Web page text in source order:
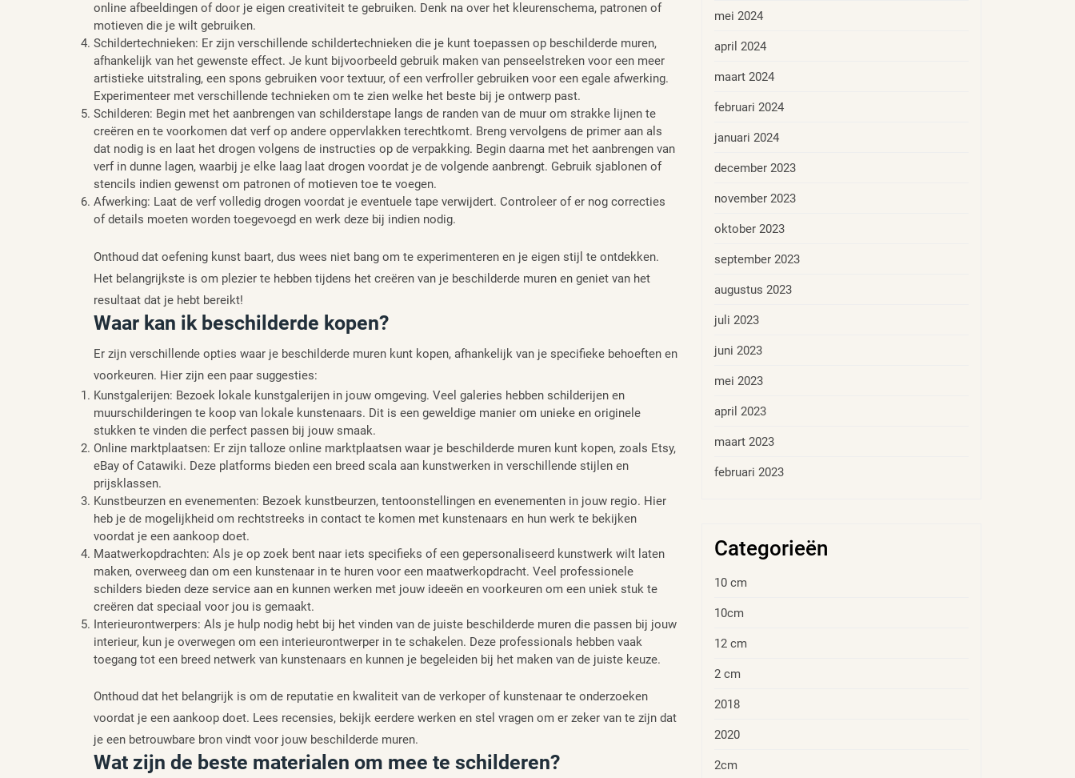
online afbeeldingen of door je eigen creativiteit te gebruiken. Denk na over het kleurenschema, patronen of
motieven die je wilt gebruiken.
Schildertechnieken: Er zijn verschillende schildertechnieken die je kunt toepassen op beschilderde muren,
afhankelijk van het gewenste effect. Je kunt bijvoorbeeld gebruik maken van penseelstreken voor een meer
artistieke uitstraling, een spons gebruiken voor textuur, of een verfroller gebruiken voor een egale afwerking.
Experimenteer met verschillende technieken om te zien welke het beste bij je ontwerp past.
Schilderen: Begin met het aanbrengen van schilderstape langs de randen van de muur om strakke lijnen te
creëren en te voorkomen dat verf op andere oppervlakken terechtkomt. Breng vervolgens de primer aan als
dat nodig is en laat het drogen volgens de instructies op de verpakking. Begin daarna met het aanbrengen van
verf in dunne lagen, waarbij je elke laag laat drogen voordat je de volgende aanbrengt. Gebruik sjablonen of
stencils indien gewenst om patronen of motieven toe te voegen.
Afwerking: Laat de verf volledig drogen voordat je eventuele tape verwijdert. Controleer of er nog correcties
of details moeten worden toegevoegd en werk deze bij indien nodig.
Onthoud dat oefening kunst baart, dus wees niet bang om te experimenteren en je eigen stijl te ontdekken.
Het belangrijkste is om plezier te hebben tijdens het creëren van je beschilderde muren en geniet van het
resultaat dat je hebt bereikt!
Waar kan ik beschilderde kopen?
Er zijn verschillende opties waar je beschilderde muren kunt kopen, afhankelijk van je specifieke behoeften en
voorkeuren. Hier zijn een paar suggesties:
Kunstgalerijen: Bezoek lokale kunstgalerijen in jouw omgeving. Veel galeries hebben schilderijen en
muurschilderingen te koop van lokale kunstenaars. Dit is een geweldige manier om unieke en originele
stukken te vinden die perfect passen bij jouw smaak.
Online marktplaatsen: Er zijn talloze online marktplaatsen waar je beschilderde muren kunt kopen, zoals Etsy,
eBay of Catawiki. Deze platforms bieden een breed scala aan kunstwerken in verschillende stijlen en
prijsklassen.
Kunstbeurzen en evenementen: Bezoek kunstbeurzen, tentoonstellingen en evenementen in jouw regio. Hier
heb je de mogelijkheid om rechtstreeks in contact te komen met kunstenaars en hun werk te bekijken
voordat je een aankoop doet.
Maatwerkopdrachten: Als je op zoek bent naar iets specifieks of een gepersonaliseerd kunstwerk wilt laten
maken, overweeg dan om een kunstenaar in te huren voor een maatwerkopdracht. Veel professionele
schilders bieden deze service aan en kunnen werken met jouw ideeën en voorkeuren om een uniek stuk te
creëren dat speciaal voor jou is gemaakt.
Interieurontwerpers: Als je hulp nodig hebt bij het vinden van de juiste beschilderde muren die passen bij jouw
interieur, kun je overwegen om een interieurontwerper in te schakelen. Deze professionals hebben vaak
toegang tot een breed netwerk van kunstenaars en kunnen je begeleiden bij het maken van de juiste keuze.
Onthoud dat het belangrijk is om de reputatie en kwaliteit van de verkoper of kunstenaar te onderzoeken
voordat je een aankoop doet. Lees recensies, bekijk eerdere werken en stel vragen om er zeker van te zijn dat
je een betrouwbare bron vindt voor jouw beschilderde muren.
Wat zijn de beste materialen om mee te schilderen?
mei 2024
april 2024
maart 2024
februari 2024
januari 2024
december 2023
november 2023
oktober 2023
september 2023
augustus 2023
juli 2023
juni 2023
mei 2023
april 2023
maart 2023
februari 2023
Categorieën
10 cm
10cm
12 cm
2 cm
2018
2020
2cm